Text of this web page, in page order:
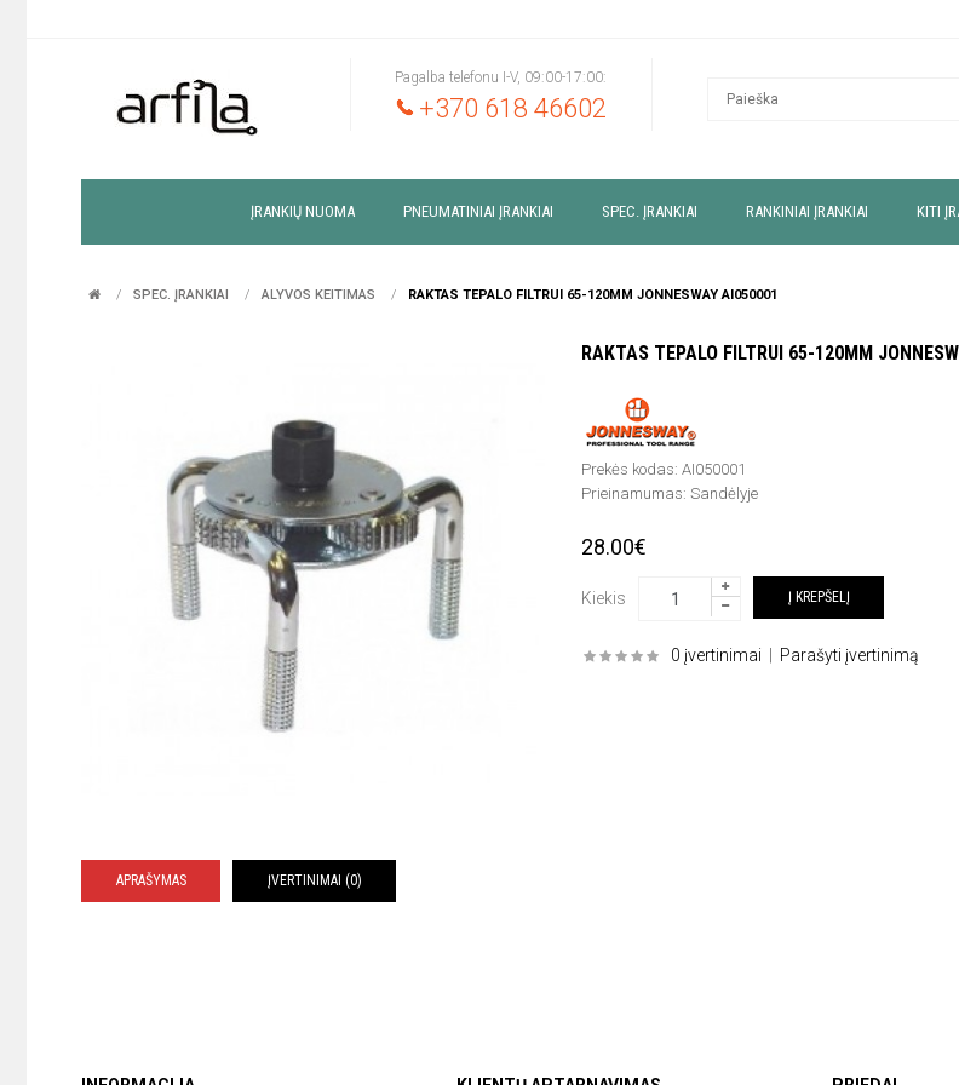
Pagalba telefonu I-V, 09:00-17:00:
+370 618 46602
ĮRANKIŲ NUOMA PNEUMATINIAI ĮRANKIAI SPEC. ĮRANKIAI RANKINIAI ĮRANKIAI KITI
SPEC. ĮRANKIAI ALYVOS KEITIMAS RAKTAS TEPALO FILTRUI 65-120MM JONNESWAY AI050001
RAKTAS TEPALO FILTRUI 65-120MM
Prekės kodas: AI050001
Prieinamumas: Sandėlyje
28.00€
Kiekis
0 įvertinimai Parašyti įvertinimą
APRAŠYMAS ĮVERTINIMAI (0)